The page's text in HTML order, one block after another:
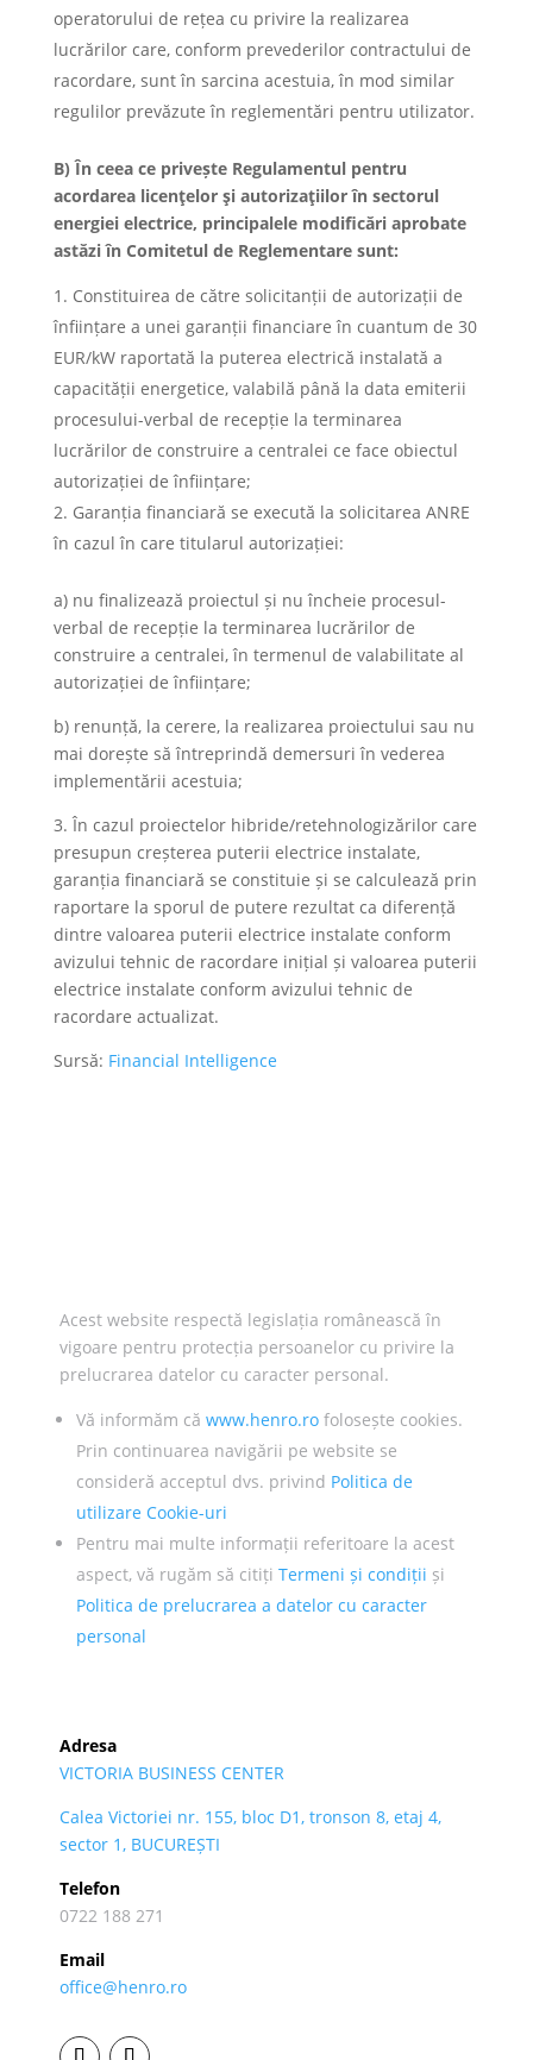
operatorului de rețea cu privire la realizarea
lucrărilor care, conform prevederilor contractului de
racordare, sunt în sarcina acestuia, în mod similar
regulilor prevăzute în reglementări pentru utilizator.
B) În ceea ce privește Regulamentul pentru
acordarea licenţelor şi autorizaţiilor în sectorul
energiei electrice, principalele modificări aprobate
astăzi în Comitetul de Reglementare sunt:
Constituirea de către solicitanții de autorizații de
înființare a unei garanții financiare în cuantum de 30
EUR/kW raportată la puterea electrică instalată a
capacității energetice, valabilă până la data emiterii
procesului-verbal de recepție la terminarea
lucrărilor de construire a centralei ce face obiectul
autorizației de înființare;
Garanția financiară se execută la solicitarea ANRE
în cazul în care titularul autorizației:
a) nu finalizează proiectul și nu încheie procesul-
verbal de recepție la terminarea lucrărilor de
construire a centralei, în termenul de valabilitate al
autorizației de înființare;
b) renunță, la cerere, la realizarea proiectului sau nu
mai dorește să întreprindă demersuri în vederea
implementării acestuia;
3. În cazul proiectelor hibride/retehnologizărilor care
presupun creșterea puterii electrice instalate,
garanția financiară se constituie și se calculează prin
raportare la sporul de putere rezultat ca diferență
dintre valoarea puterii electrice instalate conform
avizului tehnic de racordare inițial și valoarea puterii
electrice instalate conform avizului tehnic de
racordare actualizat.
Sursă: Financial Intelligence
Acest website respectă legislația românească în
vigoare pentru protecția persoanelor cu privire la
prelucrarea datelor cu caracter personal.
Vă informăm că www.henro.ro folosește cookies.
Prin continuarea navigării pe website se
consideră acceptul dvs. privind Politica de
utilizare Cookie-uri
Pentru mai multe informații referitoare la acest
aspect, vă rugăm să citiți Termeni și condiții și
Politica de prelucrarea a datelor cu caracter
personal
Adresa
VICTORIA BUSINESS CENTER
Calea Victoriei nr. 155, bloc D1, tronson 8, etaj 4,
sector 1, BUCUREȘTI
Telefon
0722 188 271
Email
office@henro.ro